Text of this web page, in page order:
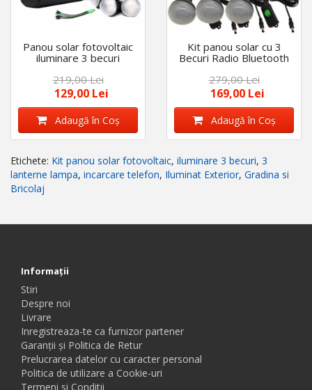
Panou solar fotovoltaic
iluminare 3 becuri
telefon lampa
219,00 Lei
129,00 Lei
Adaugă în Coş
Kit panou solar cu 3
Becuri Radio Bluetooth
acumulator
279,00 Lei
169,00 Lei
Adaugă în Coş
Etichete: Kit panou solar fotovoltaic, iluminare 3 becuri, 3
lanterne lampa, incarcare telefon, Iluminat Exterior, Gradina si
Bricolaj
Informaţii
Stiri
Despre noi
Livrare
Inregistreaza-te ca furnizor partener
Garanții și Politica de Retur
Prelucrarea datelor cu caracter personal
Politica de utilizare a Cookie-uri
Termeni si Conditii